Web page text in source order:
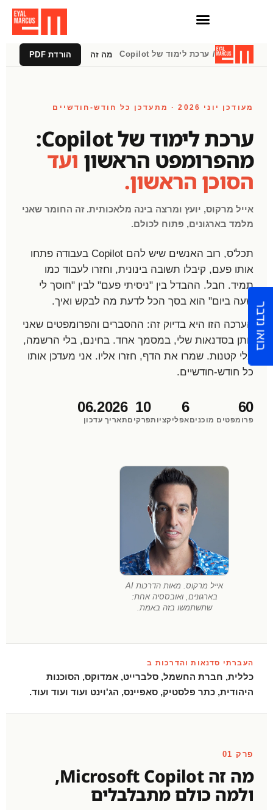
/ ערכת לימוד של Copilot מה זה הורדת PDF
מעודכן יוני 2026 · מתעדכן כל חודש-חודשיים
ערכת לימוד של Copilot:
מהפרומפט הראשון ועד
הסוכן הראשון.
אייל מרקוס, יועץ ומרצה בינה מלאכותית. זה החומר שאני
מלמד בארגונים, פתוח לכולם.
תכל'ס, רוב האנשים שיש להם Copilot בעבודה פתחו
אותו פעם, קיבלו תשובה בינונית, וחזרו לעבוד כמו
תמיד. חבל. ההבדל בין "ניסיתי פעם" לבין "חוסך לי
שעה ביום" הוא בסך הכל לדעת מה לבקש ואיך.
הערכה הזו היא בדיוק זה: ההסברים והפרומפטים שאני
נותן בסדנאות שלי, במסמך אחד. בחינם, בלי הרשמה,
בלי קטנות. שמרו את הדף, חזרו אליו. אני מעדכן אותו
כל חודש-חודשיים.
60
פרומפטים מוכנים
6
אפליקציות
10
פרקים
06.2026
תאריך עדכון
אייל מרקוס. מאות הדרכות AI
בארגונים, ואובססיה אחת:
שתשתמשו בזה באמת.
העברתי סדנאות והדרכות ב
כללית, חברת החשמל, סלברייט, אמדוקס, הסוכנות
היהודית, כתר פלסטיק, סאפיינס, הג'וינט ועוד ועוד ועוד.
פרק 01
מה זה Microsoft Copilot,
ולמה כולם מתבלבלים
בואו נדבר